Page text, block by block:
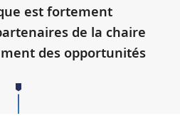
est fortement
de la chaire
des opportunités